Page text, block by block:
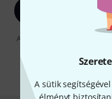
A sütik
A "Bejelentkezés" gombra
információkat az